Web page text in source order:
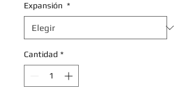
Expansión *
Cantidad *